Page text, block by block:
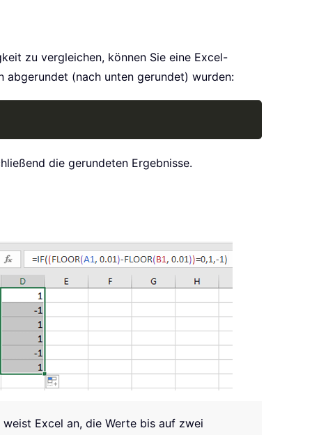
zu vergleichen, können Sie eine Excel-
abgerundet (nach unten gerundet) wurden:
die gerundeten Ergebnisse.
weist Excel an, die Werte bis auf zwei